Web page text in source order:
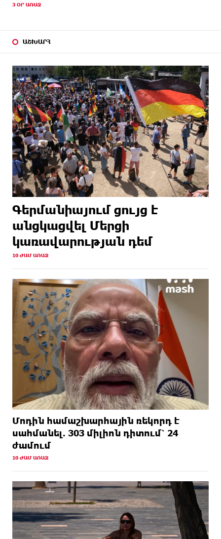
3 ՕՐ ԱՌԱՋ
ԱՇԽԱՐՀ
Գերմանիայում ցույց է
անցկացվել Մերցի
կառավարության դեմ
10 ԺԱՄ ԱՌԱՋ
Մոդին համաշխարհային ռեկորդ է
սահմանել. 303 միլիոն դիտում՝ 24
ժամում
10 ԺԱՄ ԱՌԱՋ